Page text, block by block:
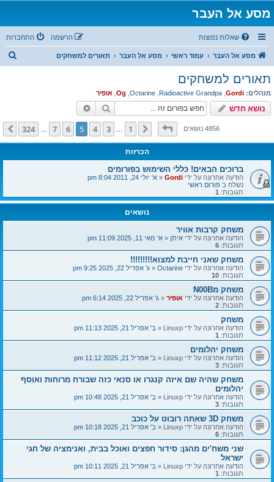
מסע אל העבר
שאלות נפוצות התחברות הרשמה
מסע אל העבר עמוד ראשי מסע אל העבר תאורים למשחקים
ח
תאורים למשחקים
מנהלים: Gordi
,
Radioactive Grandpa
,
Octarine
,
Og
, אופיר
נושא חדש חיפוש
4856 נושאיםדף5מתוך 324 הקודם 1
3
4
5
6
7
324 הבא
הכרזות
ברוכים הבאים! כללי השימוש בפורומים
הודעה אחרונה על ידי Gordi
«א' יולי 24, 2011 8:04 pm
נשלח בפורום ראשי
תגובות: 1
נושאים
משחק קרבות אוויר
הודעה אחרונה על ידי איתן«א' מאי 11, 2025 11:09 pm
תגובות: 6
משחק שאני חייבת למצוא!!!!!!!!!
הודעה אחרונה על ידי Octarine
«ג' אפריל 22, 2025 9:25 pm
תגובות: 10
משחק מN00B
הודעה אחרונה על ידי אופיר«ג' אפריל 22, 2025 6:14 pm
תגובות: 2
משחק
הודעה אחרונה על ידי Linuxp
«ב' אפריל 21, 2025 11:13 pm
תגובות: 1
משחק יהלומים
הודעה אחרונה על ידי Linuxp
«ב' אפריל 21, 2025 11:12 pm
תגובות: 3
משחק שהיה שם איזה קנגרו או סנאי כזה שבורח מרוחות ואוסף
יהלומים
הודעה אחרונה על ידי Linuxp
«ב' אפריל 21, 2025 10:48 pm
תגובות: 3
משחק 3D שאתה רובוט על כוכב
הודעה אחרונה על ידי Linuxp
«ב' אפריל 21, 2025 10:18 pm
תגובות: 6
שני משח'ים מהגן: סידור חפצים ואוכל בבית, ואנימציה של חגי
ישראל
הודעה אחרונה על ידי Linuxp
«ב' אפריל 21, 2025 10:11 pm
תגובות: 1